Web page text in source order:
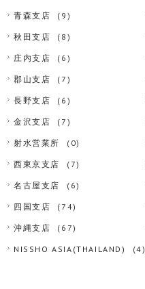
青森支店 (9)
秋田支店 (8)
庄内支店 (6)
郡山支店 (7)
長野支店 (6)
金沢支店 (7)
射水営業所 (0)
西東京支店 (7)
名古屋支店 (6)
四国支店 (74)
沖縄支店 (67)
NISSHO ASIA(THAILAND) (4)